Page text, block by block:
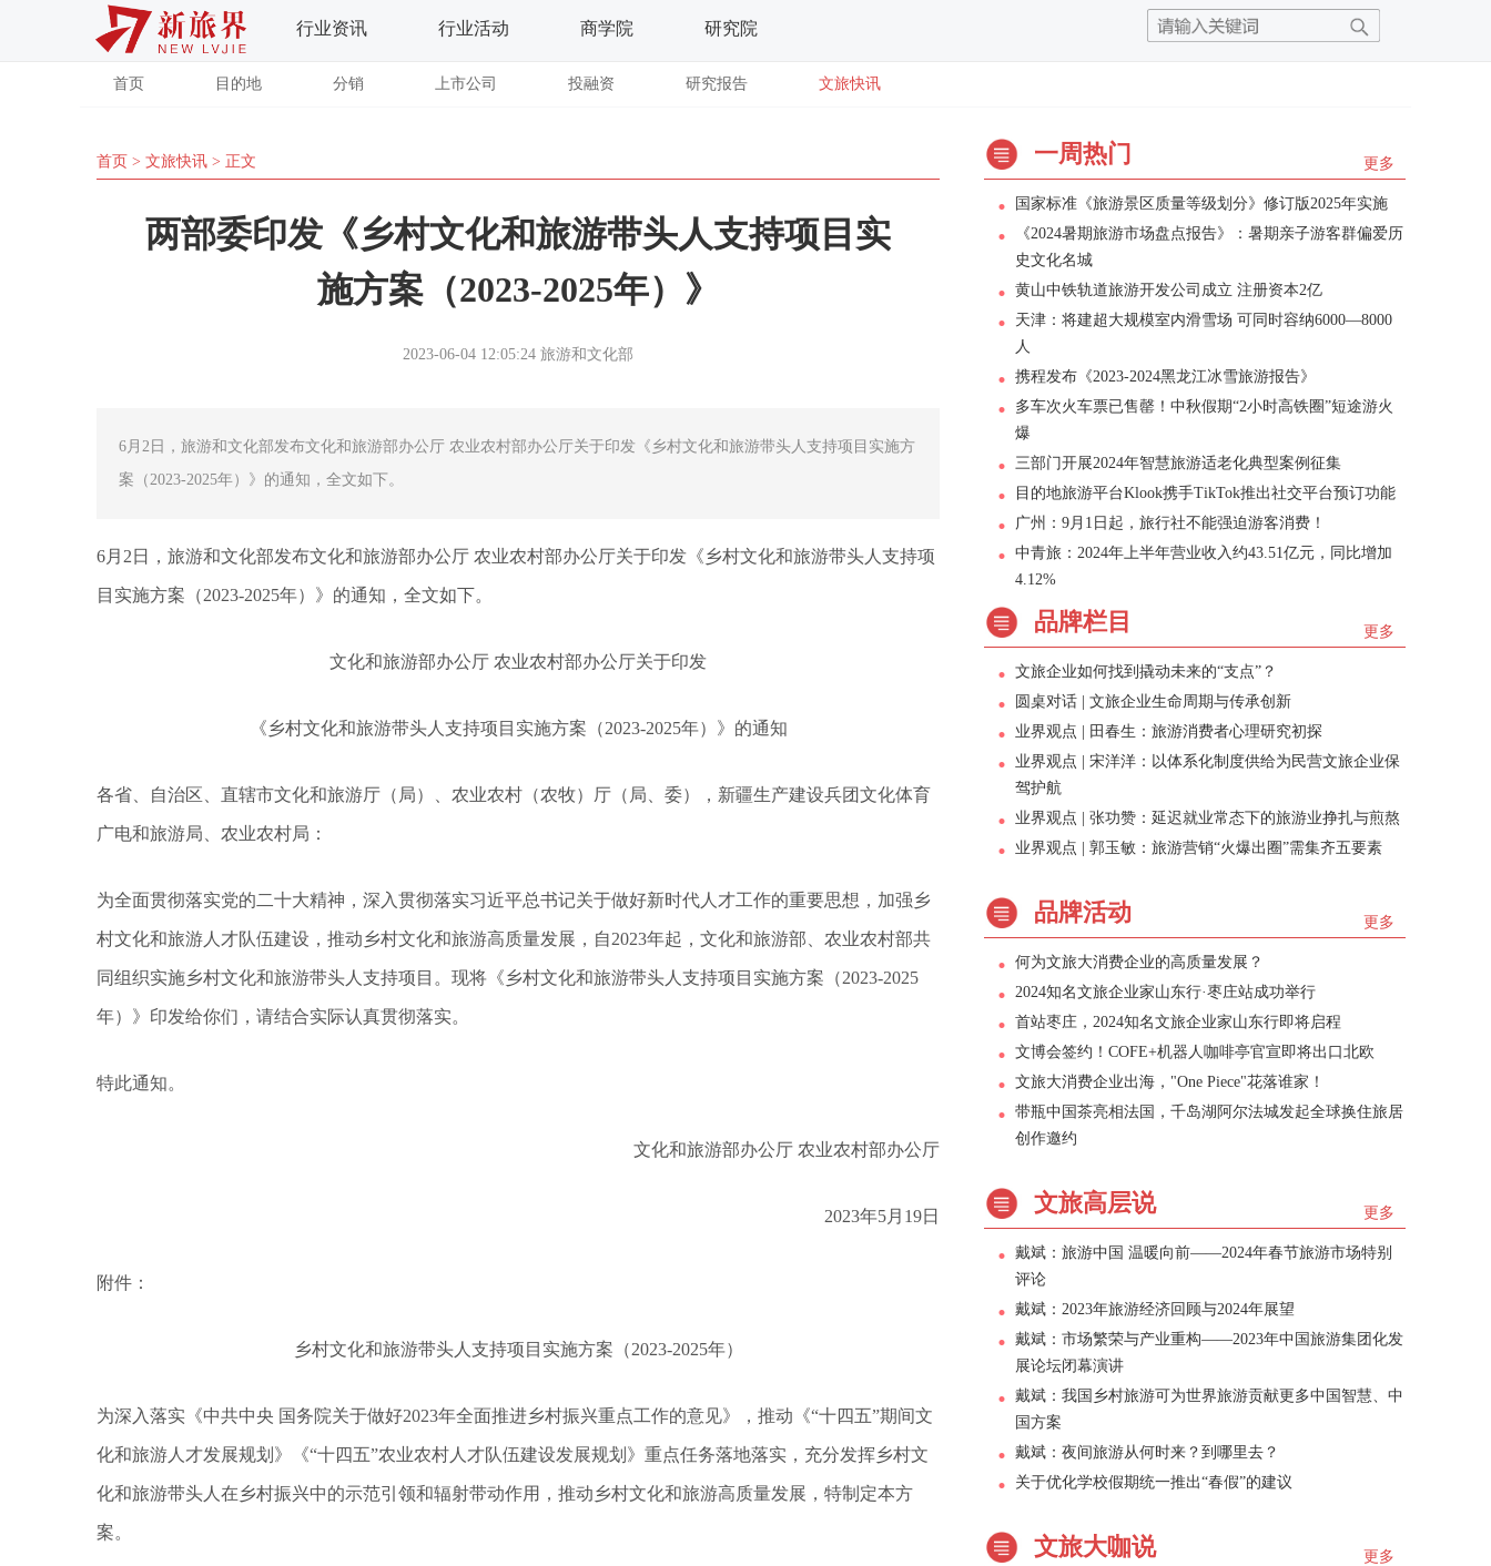
行业资讯 行业活动 商学院 研究院
首页 目的地 分销 上市公司 投融资 研究报告 文旅快讯
首页 > 文旅快讯 > 正文
两部委印发《乡村文化和旅游带头人支持项目实
施方案（2023-2025年）》
2023-06-04 12:05:24 旅游和文化部
6月2日，旅游和文化部发布文化和旅游部办公厅 农业农村部办公厅关于印发《乡村文化和旅游带头人支持项目实施方
案（2023-2025年）》的通知，全文如下。
6月2日，旅游和文化部发布文化和旅游部办公厅 农业农村部办公厅关于印发《乡村文化和旅游带头人支持项
目实施方案（2023-2025年）》的通知，全文如下。
文化和旅游部办公厅 农业农村部办公厅关于印发
《乡村文化和旅游带头人支持项目实施方案（2023-2025年）》的通知
各省、自治区、直辖市文化和旅游厅（局）、农业农村（农牧）厅（局、委），新疆生产建设兵团文化体育
广电和旅游局、农业农村局：
为全面贯彻落实党的二十大精神，深入贯彻落实习近平总书记关于做好新时代人才工作的重要思想，加强乡
村文化和旅游人才队伍建设，推动乡村文化和旅游高质量发展，自2023年起，文化和旅游部、农业农村部共
同组织实施乡村文化和旅游带头人支持项目。现将《乡村文化和旅游带头人支持项目实施方案（2023-2025
年）》印发给你们，请结合实际认真贯彻落实。
特此通知。
文化和旅游部办公厅 农业农村部办公厅
2023年5月19日
附件：
乡村文化和旅游带头人支持项目实施方案（2023-2025年）
为深入落实《中共中央 国务院关于做好2023年全面推进乡村振兴重点工作的意见》，推动《“十四五”期间文
化和旅游人才发展规划》《“十四五”农业农村人才队伍建设发展规划》重点任务落地落实，充分发挥乡村文
化和旅游带头人在乡村振兴中的示范引领和辐射带动作用，推动乡村文化和旅游高质量发展，特制定本方
案。
更多
一周热门
国家标准《旅游景区质量等级划分》修订版2025年实施
《2024暑期旅游市场盘点报告》：暑期亲子游客群偏爱历
史文化名城
黄山中铁轨道旅游开发公司成立 注册资本2亿
天津：将建超大规模室内滑雪场 可同时容纳6000—8000
人
携程发布《2023-2024黑龙江冰雪旅游报告》
多车次火车票已售罄！中秋假期“2小时高铁圈”短途游火
爆
三部门开展2024年智慧旅游适老化典型案例征集
目的地旅游平台Klook携手TikTok推出社交平台预订功能
广州：9月1日起，旅行社不能强迫游客消费！
中青旅：2024年上半年营业收入约43.51亿元，同比增加
4.12%
更多
品牌栏目
文旅企业如何找到撬动未来的“支点”？
圆桌对话 | 文旅企业生命周期与传承创新
业界观点 | 田春生：旅游消费者心理研究初探
业界观点 | 宋洋洋：以体系化制度供给为民营文旅企业保
驾护航
业界观点 | 张功赞：延迟就业常态下的旅游业挣扎与煎熬
业界观点 | 郭玉敏：旅游营销“火爆出圈”需集齐五要素
更多
品牌活动
何为文旅大消费企业的高质量发展？
2024知名文旅企业家山东行·枣庄站成功举行
首站枣庄，2024知名文旅企业家山东行即将启程
文博会签约！COFE+机器人咖啡亭官宣即将出口北欧
文旅大消费企业出海，"One Piece"花落谁家！
带瓶中国茶亮相法国，千岛湖阿尔法城发起全球换住旅居
创作邀约
更多
文旅高层说
戴斌：旅游中国 温暖向前——2024年春节旅游市场特别
评论
戴斌：2023年旅游经济回顾与2024年展望
戴斌：市场繁荣与产业重构——2023年中国旅游集团化发
展论坛闭幕演讲
戴斌：我国乡村旅游可为世界旅游贡献更多中国智慧、中
国方案
戴斌：夜间旅游从何时来？到哪里去？
关于优化学校假期统一推出“春假”的建议
更多
文旅大咖说